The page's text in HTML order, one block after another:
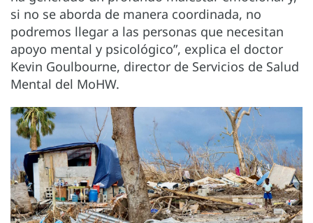
si no se aborda de manera coordinada, no
podremos llegar a las personas que necesitan
apoyo mental y psicológico”, explica el doctor
Kevin Goulbourne, director de Servicios de Salud
Mental del MoHW.